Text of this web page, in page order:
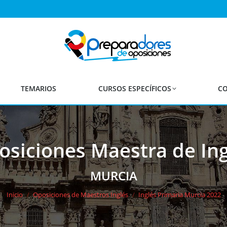
TEMARIOS CURSOS ESPECÍFICOS
Maestra de
MURCIA
Estás aquí:
Inicio Oposiciones de Maestros Inglés Inglés Primaria Murcia 2022